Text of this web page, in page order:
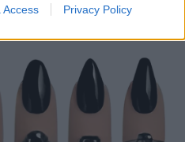
Access Privacy Policy